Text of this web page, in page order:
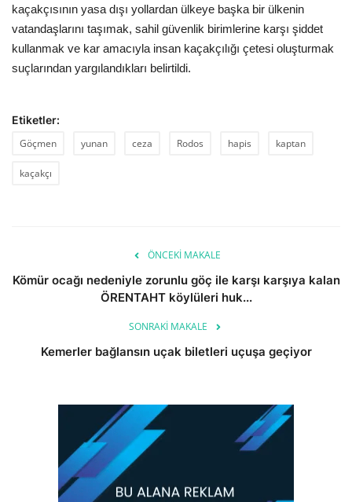
kaçakçısının yasa dışı yollardan ülkeye başka bir ülkenin
vatandaşlarını taşımak, sahil güvenlik birimlerine karşı şiddet
kullanmak ve kar amacıyla insan kaçakçılığı çetesi oluşturmak
suçlarından yargılandıkları belirtildi.
Etiketler:
Göçmen
yunan ceza Rodos hapis kaptan
kaçakçı
ÖNCEKI MAKALE
Kömür ocağı nedeniyle zorunlu göç ile karşı karşıya kalan
ÖRENTAHT köylüleri huk...
SONRAKI MAKALE
Kemerler bağlansın uçak biletleri uçuşa geçiyor